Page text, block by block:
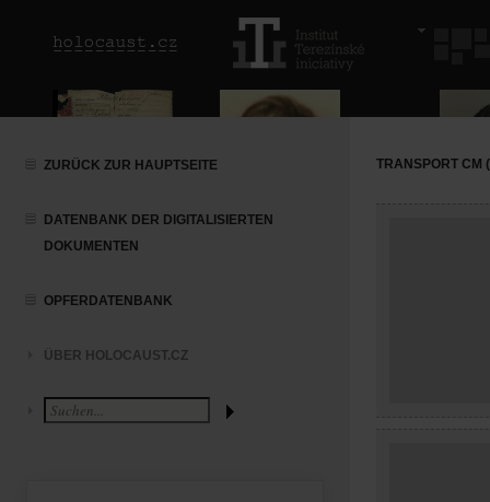
ZURÜCK ZUR HAUPTSEITE
DATENBANK DER DIGITALISIERTEN
DOKUMENTEN
OPFERDATENBANK
ÜBER HOLOCAUST.CZ
TRANSPORT CM